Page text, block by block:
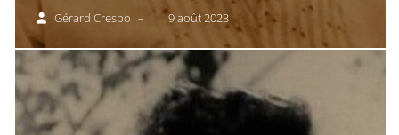
Gérard Crespo – 9 août 2023